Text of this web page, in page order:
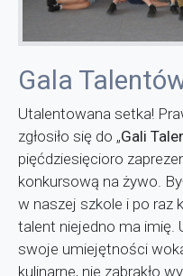
Gala
Utalentowana setka!
zgłosiło się do „Gali
pięćdziesięcioro
konkursową na żywo.
w naszej szkole i po raz
talent niejedno ma imię.
swoje umiejętności
kulinarne, nie zabrakło